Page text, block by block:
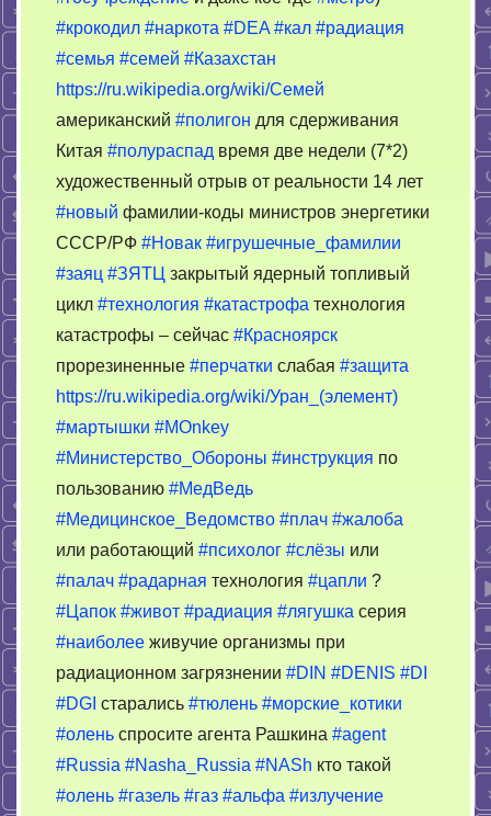
#крокодил #наркота #DEA #кал #радиация
#семья #семей #Казахстан
https://ru.wikipedia.org/wiki/Семей
американский #полигон для сдерживания
Китая #полураспад время две недели (7*2)
художественный отрыв от реальности 14 лет
#новый фамилии-коды министров энергетики
СССР/РФ #Новак #игрушечные_фамилии
#заяц #ЗЯТЦ закрытый ядерный топливый
цикл #технология #катастрофа технология
катастрофы – сейчас #Красноярск
прорезиненные #перчатки слабая #защита
https://ru.wikipedia.org/wiki/Уран_(элемент)
#мартышки #MOnkey
#Министерство_Обороны #инструкция по
пользованию #МедВедь
#Медицинское_Ведомство #плач #жалоба
или работающий #психолог #слёзы или
#палач #радарная технология #цапли ?
#Цапок #живот #радиация #лягушка серия
#наиболее живучие организмы при
радиационном загрязнении #DIN #DENIS #DI
#DGI старались #тюлень #морские_котики
#олень спросите агента Рашкина #agent
#Russia #Nasha_Russia #NASh кто такой
#олень #газель #газ #альфа #излучение